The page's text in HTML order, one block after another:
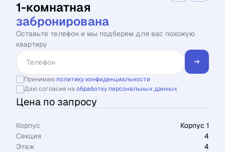
1-комнатная
забронирована
Оставьте телефон и мы подберем для вас похожую
квартиру
Принимаю политику конфиденциальности
Даю согласие наобработку персональных данных
Цена по запросу
Корпус
Корпус 1
Секция
4
Этаж
4